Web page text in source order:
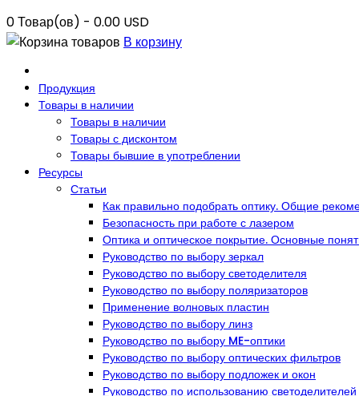
0Товар(ов) - 0.00 USD
В корзину
Продукция
Товары в наличии
Товары в наличии
Товары с дисконтом
Товары бывшие в употреблении
Ресурсы
Статьи
Как правильно подобрать оптику. Общие
Безопасность при работе с лазером
Оптика и оптическое покрытие. Основные
Руководство по выбору зеркал
Руководство по выбору светоделителя
Руководство по выбору поляризаторов
Применение волновых пластин
Руководство по выбору линз
Руководство по выбору ME-оптики
Руководство по выбору оптических фильтров
Руководство по выбору подложек и окон
Руководство по использованию светоделителей